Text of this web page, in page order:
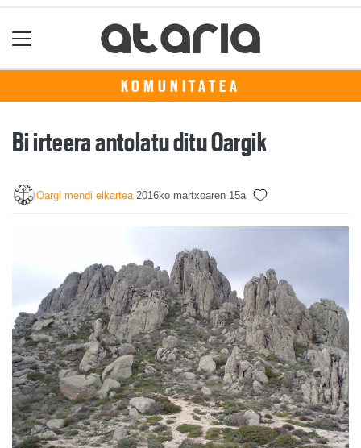
KOMUNITATEA
Bi irteera antolatu ditu Oargik
Oargi mendi elkartea 2016ko martxoaren 15a